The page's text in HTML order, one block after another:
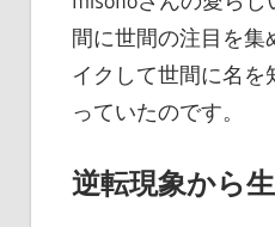
間に世間の注目を
イクして世間に名
っていたのです。
逆転現象から